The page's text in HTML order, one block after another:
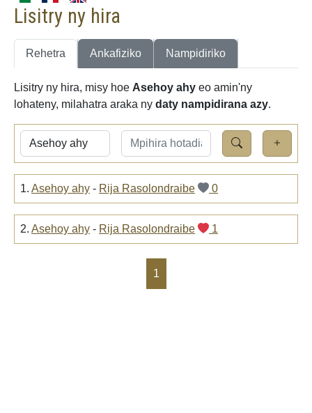
Lisitry ny hira
Rehetra Ankafiziko Nampidiriko
Lisitry ny hira, misy hoe Asehoy ahy eo amin'ny
lohateny, milahatra araka ny daty nampidirana azy.
1. Asehoy ahy - Rija Rasolondraibe 0
2. Asehoy ahy - Rija Rasolondraibe 1
1